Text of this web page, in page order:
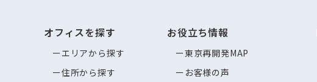
オフィスを探す
エリアから探す
住所から探す
お役立ち情報
東京再開発MAP
お客様の声